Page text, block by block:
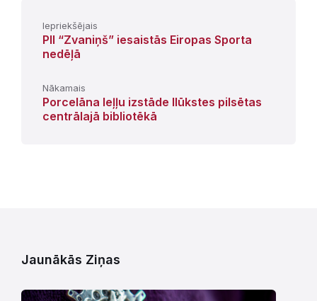
Iepriekšējais
PII “Zvaniņš” iesaistās Eiropas Sporta
nedēļā
Nākamais
Porcelāna leļļu izstāde Ilūkstes pilsētas
centrālajā bibliotēkā
Jaunākās Ziņas